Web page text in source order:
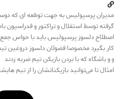
مدیران پرسپولیس به جهت توطعه ای که
گرفته توسط استقلال و تراکتور و فدراسیون
اصطلاح دلسوز پرسپولیس باید با حواس جمع
کار بگیرد مخصوصا فضولان دلسوز دروغین
و و باشگاه که با بردن بازیکن تیم ضربه زدند
امثال تا می‌توانید بازیکنانشان را از تیم